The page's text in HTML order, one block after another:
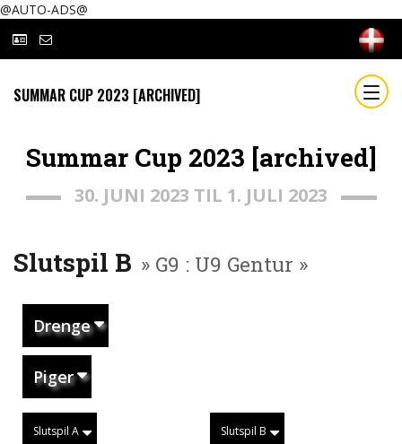
@AUTO-ADS@
SUMMAR CUP 2023 [ARCHIVED]
Summar Cup 2023 [archived]
30. JUNI 2023 TIL 1. JULI 2023
Slutspil B » G9 : U9 Gentur »
Drenge
Piger
Slutspil A Slutspil B